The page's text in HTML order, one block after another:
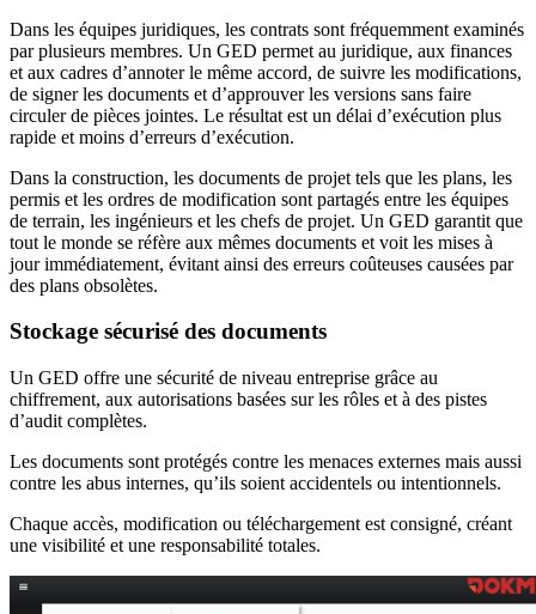
Dans les équipes juridiques, les contrats sont fréquemment examinés
par plusieurs membres. Un GED permet au juridique, aux finances
et aux cadres d’annoter le même accord, de suivre les modifications,
de signer les documents et d’approuver les versions sans faire
circuler de pièces jointes. Le résultat est un délai d’exécution plus
rapide et moins d’erreurs d’exécution.
Dans la construction, les documents de projet tels que les plans, les
permis et les ordres de modification sont partagés entre les équipes
de terrain, les ingénieurs et les chefs de projet. Un GED garantit que
tout le monde se réfère aux mêmes documents et voit les mises à
jour immédiatement, évitant ainsi des erreurs coûteuses causées par
des plans obsolètes.
Stockage sécurisé des documents
Un GED offre une sécurité de niveau entreprise grâce au
chiffrement, aux autorisations basées sur les rôles et à des pistes
d’audit complètes.
Les documents sont protégés contre les menaces externes mais aussi
contre les abus internes, qu’ils soient accidentels ou intentionnels.
Chaque accès, modification ou téléchargement est consigné, créant
une visibilité et une responsabilité totales.